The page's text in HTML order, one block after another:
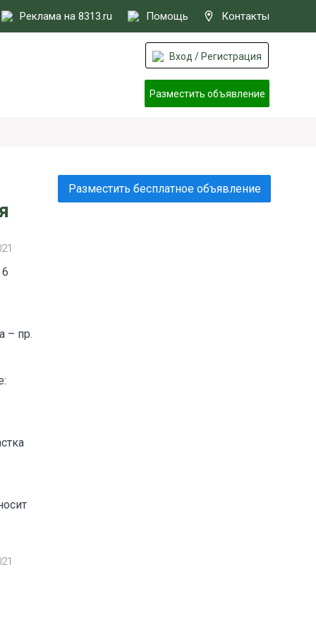
Реклама на 8313.ru Помощь Контакты
Вход / Регистрация
Разместить объявление
– пр.
Разместить бесплатное объявление